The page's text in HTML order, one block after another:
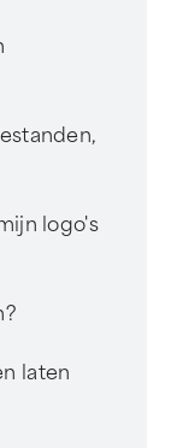
logo's
laten